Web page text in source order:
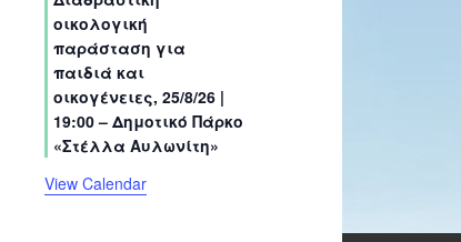
sssss
t
s
t
s
t
s
t
s
t
s
t
s
οικολογική
παράσταση για
παιδιά και
οικογένειες, 25/8/26 |
19:00 – Δημοτικό Πάρκο
«Στέλλα Αυλωνίτη»
View Calendar